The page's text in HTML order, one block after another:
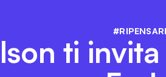
ti